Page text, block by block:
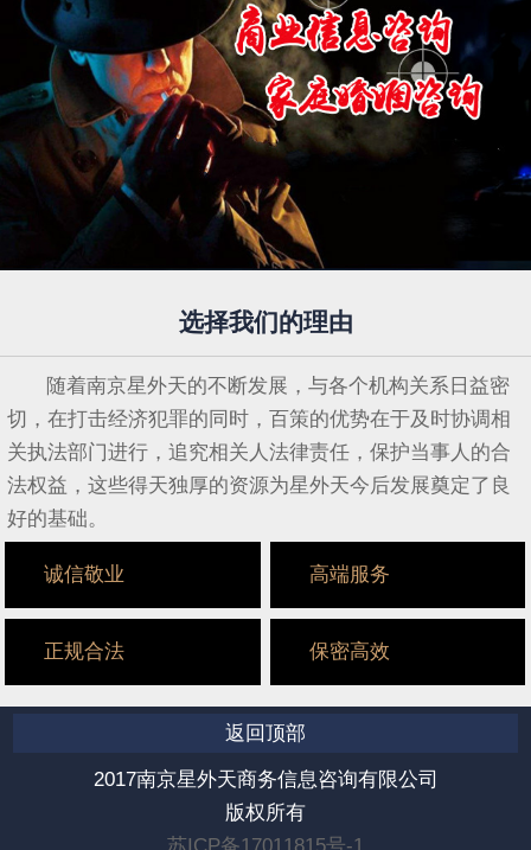
选择我们的理由
随着南京星外天的不断发展，与各个机构关系日益密
切，在打击经济犯罪的同时，百策的优势在于及时协调相
关执法部门进行，追究相关人法律责任，保护当事人的合
法权益，这些得天独厚的资源为星外天今后发展奠定了良
好的基础。
诚信敬业 高端服务
正规合法 保密高效
返回顶部
2017南京星外天商务信息咨询有限公司
版权所有
苏ICP备17011815号-1